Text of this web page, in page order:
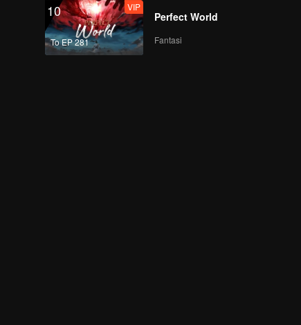
10
To EP 281
VIP
Perfect World
Fantasi